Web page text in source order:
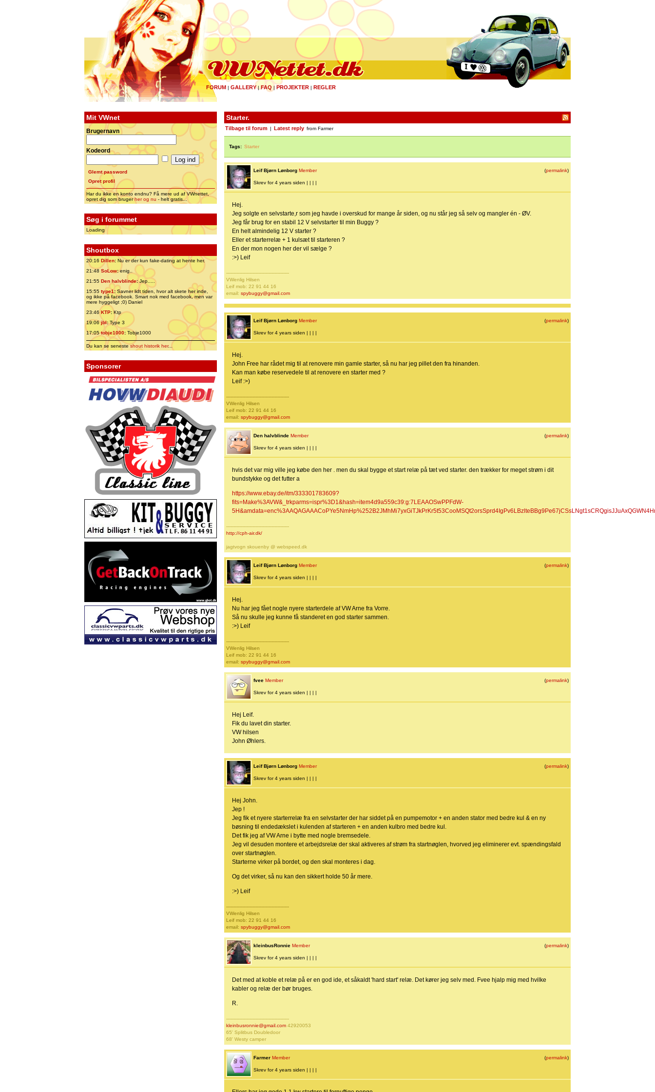
FORUM | GALLERY|FAQ | PROJEKTER | REGLER
Mit VWnet
Brugernavn
Kodeord
Glemt password
Opret profil
Har du ikke en konto endnu? Få mere ud af VWnettet,
opret dig som brugerher og nu - helt gratis...
Søg i forummet
Loading
Shoutbox
20:16 Dillen: Nu er der kun fake-dating at hente her.
21:48 SoLow:enig..
21:55 Den halvblinde:Jep.....
15:55 type1:Savner lidt tiden, hvor alt skete her inde,
og ikke på facebook. Smart nok med facebook, men var
mere hyggeligt ;0) Daniel
23:46 KTP:Ktp
19:06jbl:Type 3
17:05tobje1000: Tobje1000
Du kan se senesteshout historik her...
Sponsorer
Starter.
Tilbage til forum Latest reply from Farmer
Tags: Starter
(permalink)
Leif Bjørn Lønborg Member
Skrev for 4 years siden | | | |
Hej.
Jeg solgte en selvstarte,r som jeg havde i overskud for mange år siden, og nu står jeg så selv og mangler én - ØV.
Jeg får brug for en stabil 12 V selvstarter til min Buggy ?
En helt almindelig 12 V starter ?
Eller et starterrelæ + 1 kulsæt til starteren ?
En der mon nogen her der vil sælge ?
:>) Leif
-------------------------------------------
VWenlig Hilsen
Leif mob: 22 91 44 16
email: spybuggy@gmail.com
(permalink)
Leif Bjørn Lønborg Member
Skrev for 4 years siden | | | |
Hej.
John Free har rådet mig til at renovere min gamle starter, så nu har jeg pillet den fra hinanden.
Kan man købe reservedele til at renovere en starter med ?
Leif :>)
-------------------------------------------
VWenlig Hilsen
Leif mob: 22 91 44 16
email: spybuggy@gmail.com
(permalink)
Den halvblinde Member
Skrev for 4 years siden | | | |
hvis det var mig ville jeg købe den her . men du skal bygge et start relæ på tæt ved starter. den trækker for meget strøm i dit
bundstykke og det futter a
https://www.ebay.de/itm/333301783609?
fits=Make%3AVW&_trkparms=ispr%3D1&hash=item4d9a559c39:g:7LEAAOSwPPFdW-
-------------------------------------------
http://cph-air.dk/
jagtvogn skouenby @ webspeed.dk
(permalink)
Leif Bjørn Lønborg Member
Skrev for 4 years siden | | | |
Hej.
Nu har jeg fået nogle nyere starterdele af VW Arne fra Vorre.
Så nu skulle jeg kunne få standeret en god starter sammen.
:>) Leif
-------------------------------------------
VWenlig Hilsen
Leif mob: 22 91 44 16
email: spybuggy@gmail.com
(permalink)
fvee Member
Skrev for 4 years siden | | | |
Hej Leif.
Fik du lavet din starter.
VW hilsen
John Øhlers.
(permalink)
Leif Bjørn Lønborg Member
Skrev for 4 years siden | | | |
Hej John.
Jep !
Jeg fik et nyere starterrelæ fra en selvstarter der har siddet på en pumpemotor + en anden stator med bedre kul & en ny
bøsning til endedækslet i kulenden af starteren + en anden kulbro med bedre kul.
Det fik jeg af VW Arne i bytte med nogle bremsedele.
Jeg vil desuden montere et arbejdsrelæ der skal aktiveres af strøm fra startnøglen, hvorved jeg eliminerer evt. spændingsfald
over startnøglen.
Starterne virker på bordet, og den skal monteres i dag.
Og det virker, så nu kan den sikkert holde 50 år mere.
:>) Leif
-------------------------------------------
VWenlig Hilsen
Leif mob: 22 91 44 16
email: spybuggy@gmail.com
(permalink)
kleinbusRonnie Member
Skrev for 4 years siden | | | |
Det med at koble et relæ på er en god ide, et såkaldt 'hard start' relæ. Det kører jeg selv med. Fvee hjalp mig med hvilke
kabler og relæ der bør bruges.
R.
-------------------------------------------
kleinbusronnie@gmail.com 42920053
65' Splitbus Doubledoor
68' Westy camper
(permalink)
Farmer Member
Skrev for 4 years siden | | | |